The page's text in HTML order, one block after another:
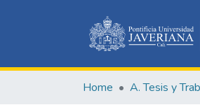
Home A. Tesis y